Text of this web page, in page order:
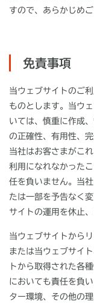
すので、あらかじめご
免責事項
当ウェブサイトのご
ものとします。当ウ
いては、慎重に作成
の正確性、有用性、
当社はお客さまがこ
利用になれなかった
任を負いません。当
たは一部を予告なく
サイトの運用を休止
当ウェブサイトから
または当ウェブサイ
トから取得された各
においても責任を負
ター環境、その他の